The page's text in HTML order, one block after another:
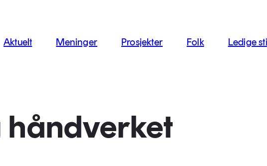
Aktuelt Meninger Prosjekter Folk Ledige
håndverket